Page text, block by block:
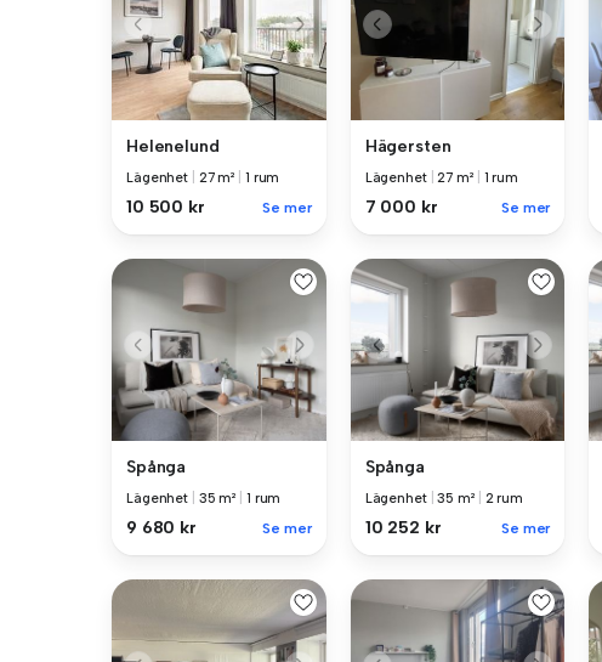
Helenelund
Lägenhet 27 m² 1 rum
10 500 kr Se mer
Hägersten
Lägenhet |27 m² 1 rum
7 000 kr Se mer
Spånga
Lägenhet 35 m² 1 rum
9 680 kr Se mer
Spånga
Lägenhet |35 m² 2 rum
10 252 kr Se mer